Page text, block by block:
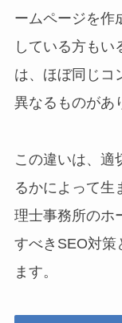
ームページを作
している方もい
は、ほぼ同じコ
異なるものがあ
この違いは、適
るかによって生
理士事務所のホ
すべきSEO対策
ます。